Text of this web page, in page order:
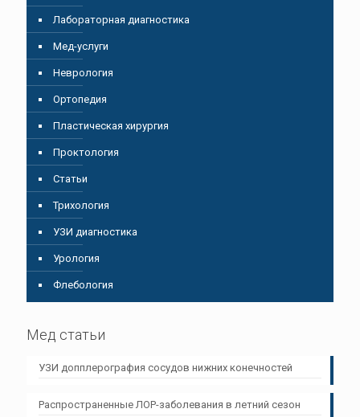
Лабораторная диагностика
Мед-услуги
Неврология
Ортопедия
Пластическая хирургия
Проктология
Статьи
Трихология
УЗИ диагностика
Урология
Флебология
Мед статьи
УЗИ допплерография сосудов нижних конечностей
Распространенные ЛОР-заболевания в летний сезон